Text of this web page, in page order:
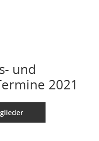
und
2021